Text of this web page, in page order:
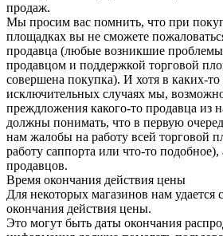
продаж.
Мы просим вас помнить, что при
площадках вы не сможете
продавца (любые возникшие
продавцом и поддержкой торговой
совершена покупка). И хотя в каких-
исключительных случаях мы,
преждложения какого-то продавца
должны понимать, что в первую
нам жалобы на работу всей торговой
работу саппорта или что-то
продавцов.
Время окончания действия цены
Для некоторых магазинов нам удается
окончания действия цены.
Это могут быть даты окончания